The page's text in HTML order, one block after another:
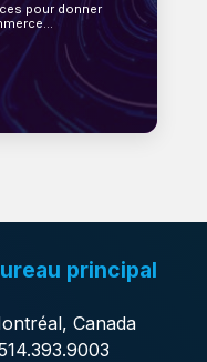
pour donner
principal
Canada